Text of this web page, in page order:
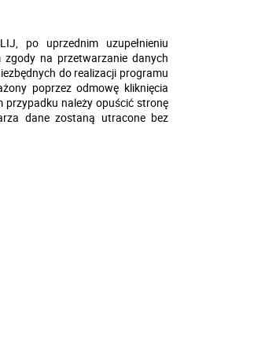
po uprzednim uzupełnieniu
na przetwarzanie danych
do realizacji programu
poprzez odmowę kliknięcia
przypadku należy opuścić stronę
dane zostaną utracone bez